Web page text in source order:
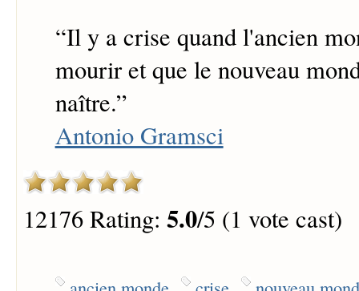
“Il y a crise quand l'ancien
mourir et que le nouveau
naître.”
Antonio Gramsci
12176 Rating: 5.0/5 (1 vote cast)